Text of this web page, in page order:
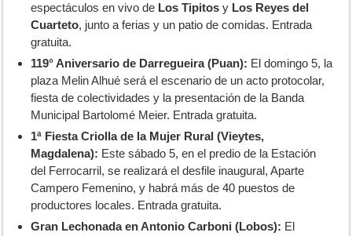
espectáculos en vivo de Los Tipitos y Los Reyes del
Cuarteto, junto a ferias y un patio de comidas. Entrada
gratuita.
119° Aniversario de Darregueira (Puan): El domingo 5, la
plaza Melin Alhué será el escenario de un acto protocolar,
fiesta de colectividades y la presentación de la Banda
Municipal Bartolomé Meier. Entrada gratuita.
1ª Fiesta Criolla de la Mujer Rural (Vieytes,
Magdalena): Este sábado 5, en el predio de la Estación
del Ferrocarril, se realizará el desfile inaugural, Aparte
Campero Femenino, y habrá más de 40 puestos de
productores locales. Entrada gratuita.
Gran Lechonada en Antonio Carboni (Lobos): El